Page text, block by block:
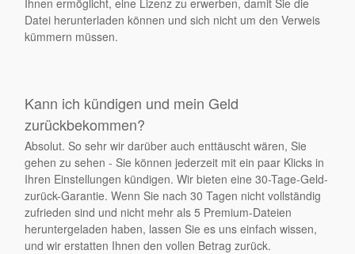
Ihnen ermöglicht, eine Lizenz zu erwerben, damit Sie die
Datei herunterladen können und sich nicht um den Verweis
kümmern müssen.
Kann ich kündigen und mein Geld
zurückbekommen?
Absolut. So sehr wir darüber auch enttäuscht wären, Sie
gehen zu sehen - Sie können jederzeit mit ein paar Klicks in
Ihren Einstellungen kündigen. Wir bieten eine 30-Tage-Geld-
zurück-Garantie. Wenn Sie nach 30 Tagen nicht vollständig
zufrieden sind und nicht mehr als 5 Premium-Dateien
heruntergeladen haben, lassen Sie es uns einfach wissen,
und wir erstatten Ihnen den vollen Betrag zurück.